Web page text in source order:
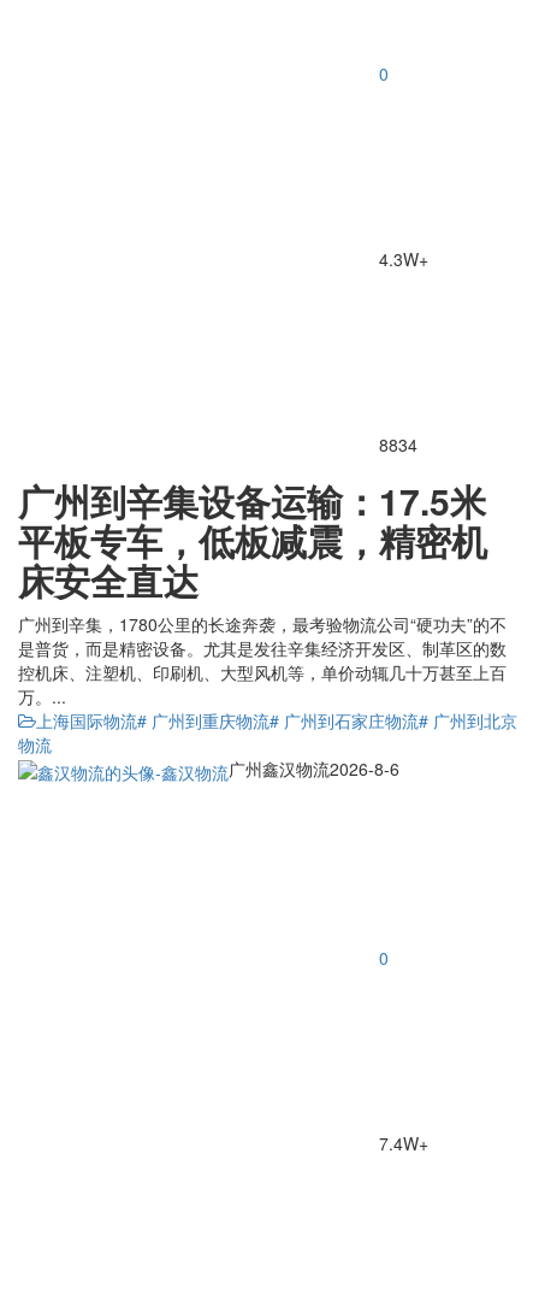
0
4.3W+
8834
广州到辛集设备运输：17.5米
平板专车，低板减震，精密机
床安全直达
广州到辛集，1780公里的长途奔袭，最考验物流公司“硬功夫”的不
是普货，而是精密设备。尤其是发往辛集经济开发区、制革区的数
控机床、注塑机、印刷机、大型风机等，单价动辄几十万甚至上百
万。...
上海国际物流# 广州到重庆物流# 广州到石家庄物流# 广州到北京
物流
广州鑫汉物流2026-8-6
0
7.4W+